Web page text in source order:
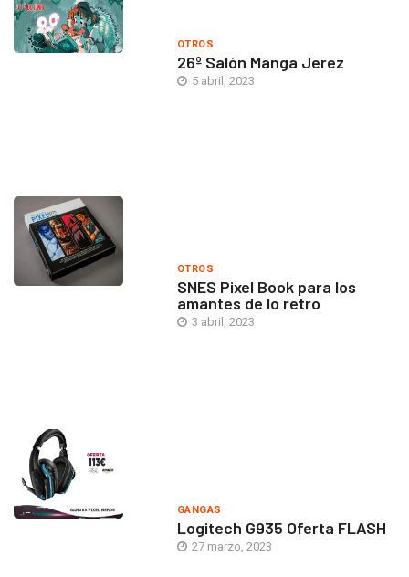
OTROS
26º Salón Manga Jerez
5 abril, 2023
OTROS
SNES Pixel Book para los
amantes de lo retro
3 abril, 2023
GANGAS
Logitech G935 Oferta FLASH
27 marzo, 2023